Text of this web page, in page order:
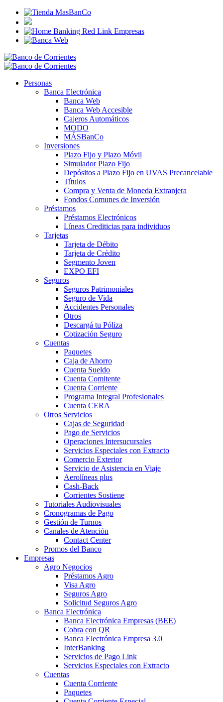
Personas
Banca Electrónica
Banca Web
Banca Web Accesible
Cajeros Automáticos
MODO
MÁSBanCo
Inversiones
Plazo Fijo y Plazo Móvil
Simulador Plazo Fijo
Depósitos a Plazo Fijo en UVAS Precancelable
Títulos
Compra y Venta de Moneda Extranjera
Fondos Comunes de Inversión
Préstamos
Préstamos Electrónicos
Líneas Crediticias para individuos
Tarjetas
Tarjeta de Débito
Tarjeta de Crédito
Segmento Joven
EXPO EFI
Seguros
Seguros Patrimoniales
Seguro de Vida
Accidentes Personales
Otros
Descargá tu Póliza
Cotización Seguro
Cuentas
Paquetes
Caja de Ahorro
Cuenta Sueldo
Cuenta Comitente
Cuenta Corriente
Programa Integral Profesionales
Cuenta CERA
Otros Servicios
Cajas de Seguridad
Pago de Servicios
Operaciones Intersucursales
Servicios Especiales con Extracto
Comercio Exterior
Servicio de Asistencia en Viaje
Aerolíneas plus
Cash-Back
Corrientes Sostiene
Tutoriales Audiovisuales
Cronogramas de Pago
Gestión de Turnos
Canales de Atención
Contact Center
Promos del Banco
Empresas
Agro Negocios
Préstamos Agro
Visa Agro
Seguros Agro
Solicitud Seguros Agro
Banca Electrónica
Banca Electrónica Empresas (BEE)
Cobra con QR
Banca Electrónica Empresa 3.0
InterBanking
Servicios de Pago Link
Servicios Especiales con Extracto
Cuentas
Cuenta Corriente
Paquetes